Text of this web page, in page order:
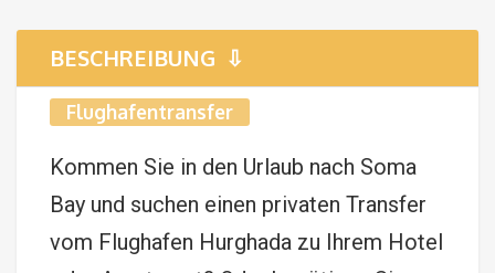
BESCHREIBUNG
Flughafentransfer
Kommen Sie in den Urlaub nach Soma
Bay und suchen einen privaten Transfer
vom Flughafen Hurghada zu Ihrem Hotel